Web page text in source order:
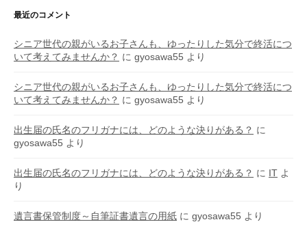
最近のコメント
シニア世代の親がいるお子さんも、ゆったりした気分で終活につ
いて考えてみませんか？ に gyosawa55 より
シニア世代の親がいるお子さんも、ゆったりした気分で終活につ
いて考えてみませんか？ に gyosawa55 より
出生届の氏名のフリガナには、どのような決りがある？ に
gyosawa55 より
出生届の氏名のフリガナには、どのような決りがある？ に IT よ
り
遺言書保管制度～自筆証書遺言の用紙 に gyosawa55 より